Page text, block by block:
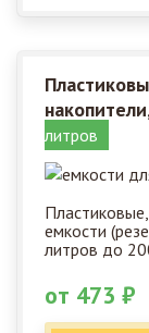
литров
емкости
литров до
от 473 ₽